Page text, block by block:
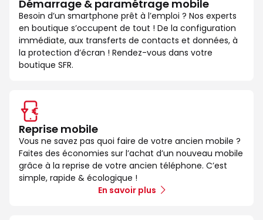
Démarrage & paramétrage mobile
Besoin d’un smartphone prêt à l’emploi ? Nos experts
en boutique s’occupent de tout ! De la configuration
immédiate, aux transferts de contacts et données, à
la protection d’écran ! Rendez-vous dans votre
boutique SFR.
Reprise mobile
Vous ne savez pas quoi faire de votre ancien mobile ?
Faites des économies sur l’achat d’un nouveau mobile
grâce à la reprise de votre ancien téléphone. C’est
simple, rapide & écologique !
En savoir plus